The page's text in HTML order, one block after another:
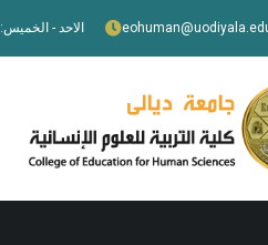
الاحد - الخميس: 7 ص - 3 م